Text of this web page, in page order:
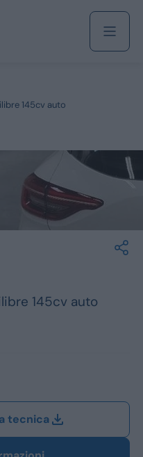
Ford
145cv auto
145cv auto
tecnica